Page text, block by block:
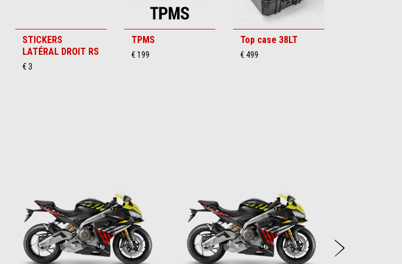
STICKERS
LATÉRAL DROIT RS
€ 3
TPMS
€ 199
Top case 38LT
€ 499